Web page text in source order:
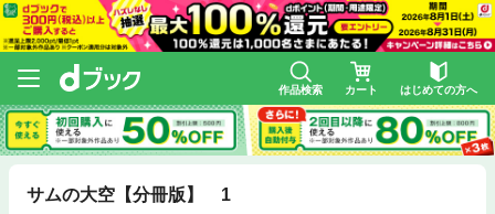
作品検索 カート はじめての方へ
サムの大空【分冊版】 1